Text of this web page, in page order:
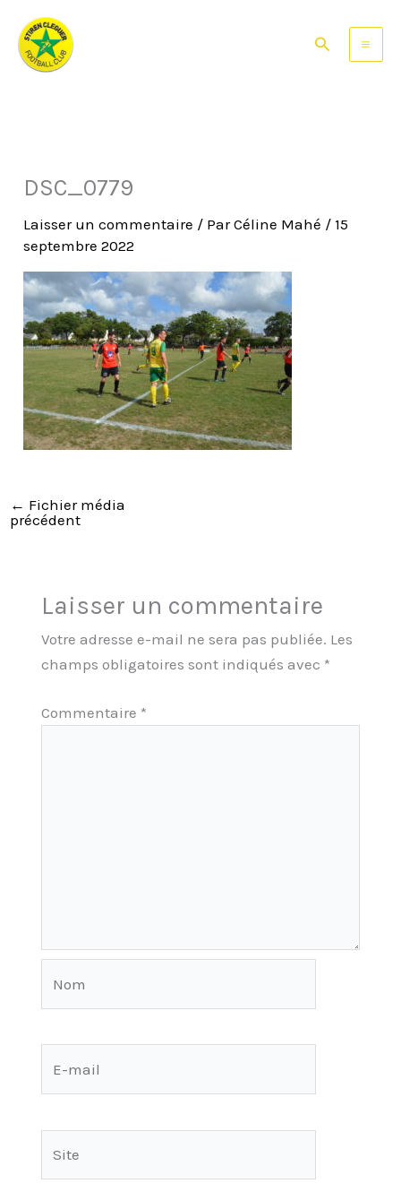
contenu
Rechercher
DSC_0779
Laisser un commentaire / ParCéline Mahé / 15
septembre 2022
← Fichier média
précédent
Laisser un commentaire
Votre adresse e-mail ne sera pas publiée. Les
champs obligatoires sont indiqués avec *
Commentaire *